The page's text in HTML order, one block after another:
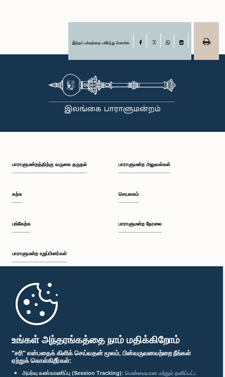
உங்கள் அந்தரங்கத்தை நாம் மதிக்கிறோம்
"சரி" என்பதைக் கிளிக் செய்வதன் மூலம், பின்வருவனவற்றை நீங்கள்
ஏற்றுக் கொள்கிறீர்கள்:
அமர்வு கண்காணிப்பு (Session Tracking): மென்மையான மற்றும் தனிப்பட்ட
இந்தப் பக்கத்தை பகிர்ந்து கொள்க Facebook
பாராளுமன்றத்திற்கு வருகை தருதல்
கற்க
பங்கேற்க
பாராளுமன்ற உறுப்பினர்கள்
முதற்பக்கம்
பாராளுமன்ற அலுவல்கள்
செயலகம்
பாராளுமன்ற நேரலை
பாராளுமன்ற கையடக்க செயலி